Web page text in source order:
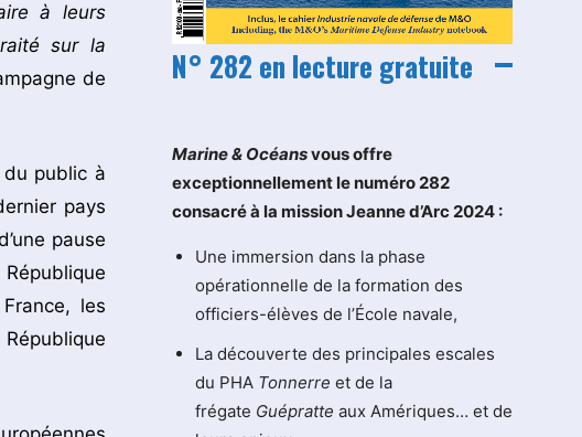
à leurs
sur la
de
du public à
pays
pause
les
N° 282 en lecture gratuite
Marine & Océansvous offre
exceptionnellement le numéro 282
consacré à la mission Jeanne d’Arc 2024 :
Une immersion dans la phase
opérationnelle de la formation des
officiers-élèves de l’École navale,
La découverte des principales escales
du PHA Tonnerre et de la
frégate Guépratte aux Amériques… et de